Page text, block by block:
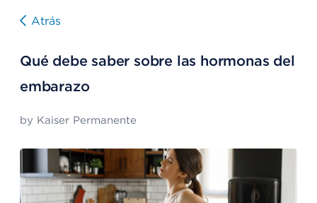
Atrás
Qué debe saber sobre las hormonas del
embarazo
by Kaiser Permanente